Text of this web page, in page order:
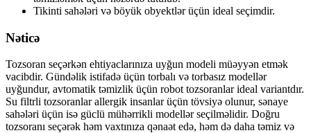
Tikinti sahələri və böyük obyektlər üçün ideal seçimdir.
Nəticə
Tozsoran seçərkən ehtiyaclarınıza uyğun modeli müəyyən etmək
vacibdir. Gündəlik istifadə üçün torbalı və torbasız modellər
uyğundur, avtomatik təmizlik üçün robot tozsoranlar ideal variantdır.
Su filtrli tozsoranlar allergik insanlar üçün tövsiyə olunur, sənaye
sahələri üçün isə güclü mühərrikli modellər seçilməlidir. Doğru
tozsoranı seçərək həm vaxtınıza qənaət edə, həm də daha təmiz və